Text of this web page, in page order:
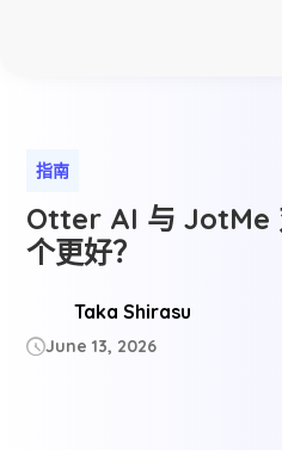
指南
Otter AI 与 JotMe
个更好？
Taka Shirasu
June 13, 2026